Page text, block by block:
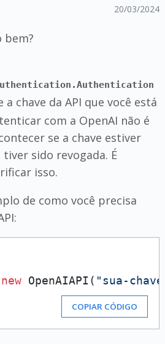
20/03/2024
bem?
a chave da API que você está
com a OpenAI não é
se a chave estiver
sido revogada. É
isso.
de como você precisa
new OpenAIAPI( "sua-
COPIAR CÓDIGO